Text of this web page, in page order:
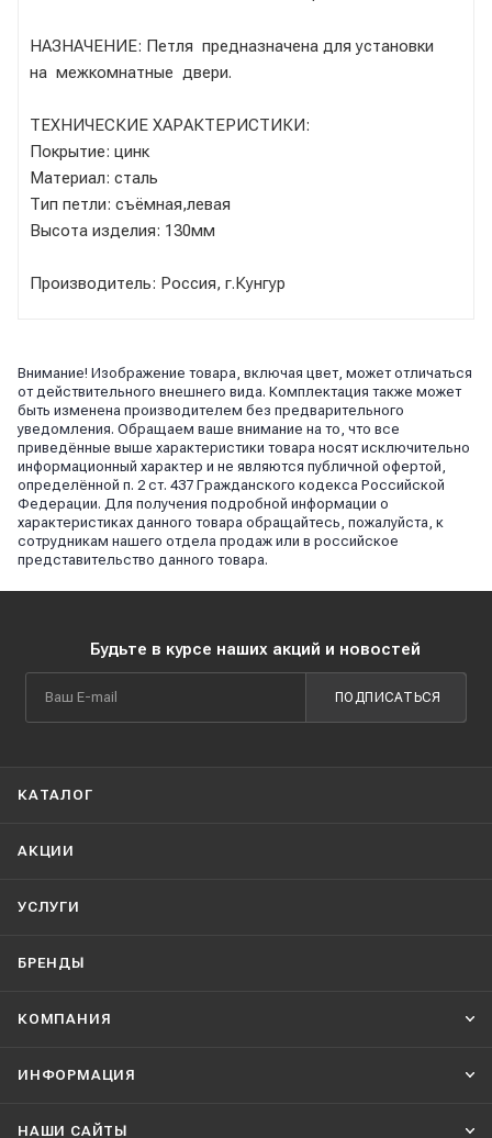
НАЗНАЧЕНИЕ: Петля предназначена для установки
на межкомнатные двери.
ТЕХНИЧЕСКИЕ ХАРАКТЕРИСТИКИ:
Покрытие: цинк
Материал: сталь
Тип петли: съёмная,левая
Высота изделия: 130мм
Производитель: Россия, г.Кунгур
Внимание! Изображение товара, включая цвет, может отличаться
от действительного внешнего вида. Комплектация также может
быть изменена производителем без предварительного
уведомления. Обращаем ваше внимание на то, что все
приведённые выше характеристики товара носят исключительно
информационный характер и не являются публичной офертой,
определённой п. 2 ст. 437 Гражданского кодекса Российской
Федерации. Для получения подробной информации о
характеристиках данного товара обращайтесь, пожалуйста, к
сотрудникам нашего отдела продаж или в российское
представительство данного товара.
Будьте в курсе наших акций и новостей
ПОДПИСАТЬСЯ
КАТАЛОГ
АКЦИИ
УСЛУГИ
БРЕНДЫ
КОМПАНИЯ
ИНФОРМАЦИЯ
НАШИ CАЙТЫ